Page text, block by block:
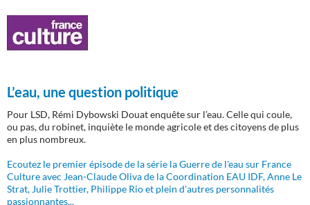
L’eau, une question politique
Pour LSD, Rémi Dybowski Douat enquête sur l’eau. Celle qui coule,
ou pas, du robinet, inquiète le monde agricole et des citoyens de plus
en plus nombreux.
Ecoutez le premier épisode de la série la Guerre de l'eau sur France
Culture avec Jean-Claude Oliva de la Coordination EAU IDF, Anne Le
Strat, Julie Trottier, Philippe Rio et plein d'autres personnalités
passionnantes...